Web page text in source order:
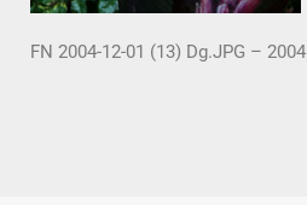
FN 2004-12-01 (13) Dg.JPG – 2004